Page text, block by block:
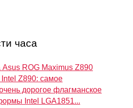
часа
Asus ROG Maximus Z890
Intel Z890: самое
дорогое флагманское
Intel LGA1851...